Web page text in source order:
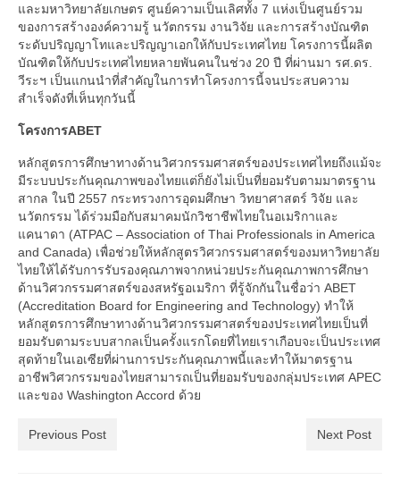
และมหาวิทยาลัยเกษตร ศูนย์ความเป็นเลิศทั้ง 7 แห่งเป็นศูนย์รวม
ของการสร้างองค์ความรู้ นวัตกรรม งานวิจัย และการสร้างบัณฑิต
ระดับปริญญาโทและปริญญาเอกให้กับประเทศไทย โครงการนี้ผลิต
บัณฑิตให้กับประเทศไทยหลายพันคนในช่วง 20 ปี ที่ผ่านมา รศ.ดร.
วีระฯ เป็นแกนนำที่สำคัญในการทำโครงการนี้จนประสบความ
สำเร็จดังที่เห็นทุกวันนี้
โครงการABET
หลักสูตรการศึกษาทางด้านวิศวกรรมศาสตร์ของประเทศไทยถึงแม้จะ
มีระบบประกันคุณภาพของไทยแต่ก็ยังไม่เป็นที่ยอมรับตามมาตรฐาน
สากล ในปี 2557 กระทรวงการอุดมศึกษา วิทยาศาสตร์ วิจัย และ
นวัตกรรม ได้ร่วมมือกับสมาคมนักวิชาชีพไทยในอเมริกาและ
แคนาดา (ATPAC – Association of Thai Professionals in America
and Canada) เพื่อช่วยให้หลักสูตรวิศวกรรมศาสตร์ของมหาวิทยาลัย
ไทยให้ได้รับการรับรองคุณภาพจากหน่วยประกันคุณภาพการศึกษา
ด้านวิศวกรรมศาสตร์ของสหรัฐอเมริกา ที่รู้จักกันในชื่อว่า ABET
(Accreditation Board for Engineering and Technology) ทำให้
หลักสูตรการศึกษาทางด้านวิศวกรรมศาสตร์ของประเทศไทยเป็นที่
ยอมรับตามระบบสากลเป็นครั้งแรกโดยที่ไทยเราเกือบจะเป็นประเทศ
สุดท้ายในเอเซียที่ผ่านการประกันคุณภาพนี้และทำให้มาตรฐาน
อาชีพวิศวกรรมของไทยสามารถเป็นที่ยอมรับของกลุ่มประเทศ APEC
และของ Washington Accord ด้วย
Previous Post Next Post